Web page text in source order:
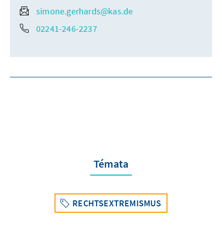
simone.gerhards@kas.de
02241-246-2237
Témata
RECHTSEXTREMISMUS